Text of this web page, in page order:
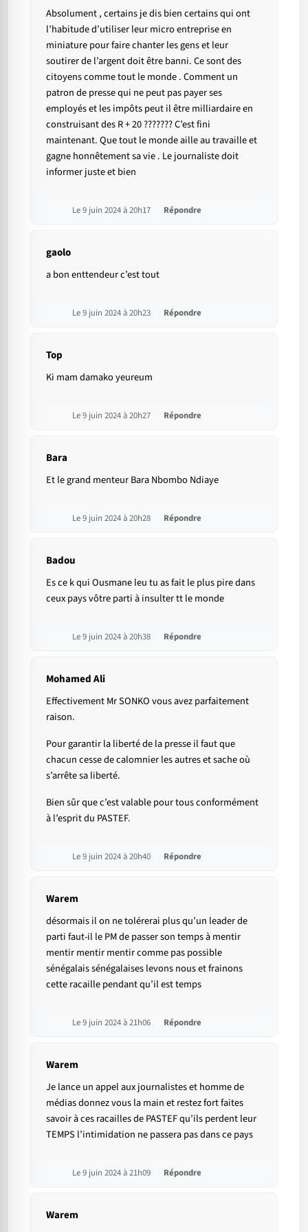
Absolument , certains je dis bien certains qui ont
l’habitude d’utiliser leur micro entreprise en
miniature pour faire chanter les gens et leur
soutirer de l’argent doit être banni. Ce sont des
citoyens comme tout le monde . Comment un
patron de presse qui ne peut pas payer ses
employés et les impôts peut il être milliardaire en
construisant des R + 20 ??????? C’est fini
maintenant. Que tout le monde aille au travaille et
gagne honnêtement sa vie . Le journaliste doit
informer juste et bien
Le 9 juin 2024 à 20h17 Répondre
gaolo
a bon enttendeur c’est tout
Le 9 juin 2024 à 20h23 Répondre
Top
Ki mam damako yeureum
Le 9 juin 2024 à 20h27 Répondre
Bara
Et le grand menteur Bara Nbombo Ndiaye
Le 9 juin 2024 à 20h28 Répondre
Badou
Es ce k qui Ousmane leu tu as fait le plus pire dans
ceux pays vôtre parti à insulter tt le monde
Le 9 juin 2024 à 20h38 Répondre
Mohamed Ali
Effectivement Mr SONKO vous avez parfaitement
raison.
Pour garantir la liberté de la presse il faut que
chacun cesse de calomnier les autres et sache où
s’arrête sa liberté.
Bien sûr que c’est valable pour tous conformément
à l’esprit du PASTEF.
Le 9 juin 2024 à 20h40 Répondre
Warem
désormais il on ne tolérerai plus qu’un leader de
parti faut-il le PM de passer son temps à mentir
mentir mentir mentir comme pas possible
sénégalais sénégalaises levons nous et frainons
cette racaille pendant qu’il est temps
Le 9 juin 2024 à 21h06 Répondre
Warem
Je lance un appel aux journalistes et homme de
médias donnez vous la main et restez fort faites
savoir à ces racailles de PASTEF qu’ils perdent leur
TEMPS l’intimidation ne passera pas dans ce pays
Le 9 juin 2024 à 21h09 Répondre
Warem